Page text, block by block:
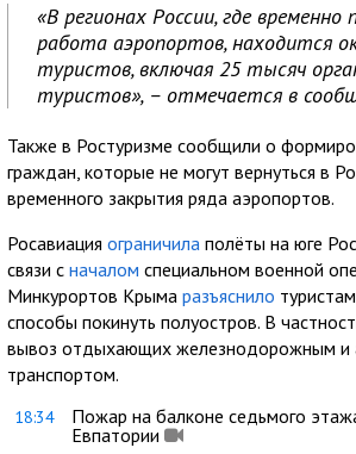
«В регионах России, где временно
работа аэропортов, находится
туристов, включая 25 тысяч
туристов», – отмечается в
Также в Ростуризме сообщили о
граждан, которые не могут вернуться в
временного закрытия ряда аэропортов.
Росавиация ограничила полёты на юге
связи с началом специальном военной
Минкурортов Крыма разъяснило
способы покинуть полуостров. В
вывоз отдыхающих железнодорожным и
транспортом.
18:34
Пожар на балконе седьмого
Евпатории